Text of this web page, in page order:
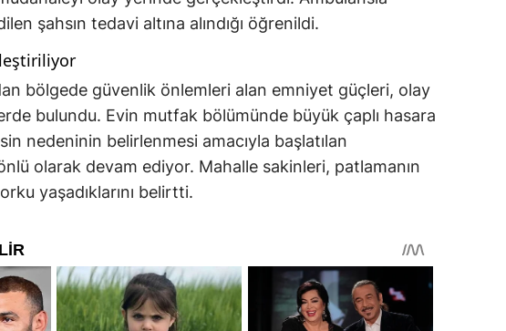
şahsın tedavi altına alındığı öğrenildi.
bölgede güvenlik önlemleri alan emniyet güçleri, olay
bulundu. Evin mutfak bölümünde büyük çaplı hasara
nedeninin belirlenmesi amacıyla başlatılan
olarak devam ediyor. Mahalle sakinleri, patlamanın
yaşadıklarını belirtti.